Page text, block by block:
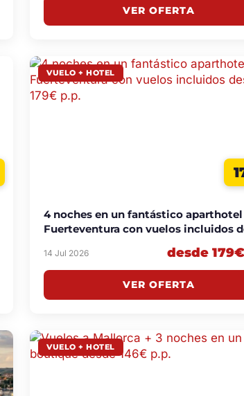
VER OFERTA
VUELO + HOTEL
4 noches en un fantástico aparthotel
Fuerteventura con vuelos incluidos
14 Jul 2026 desde
VER OFERTA
VUELO + HOTEL